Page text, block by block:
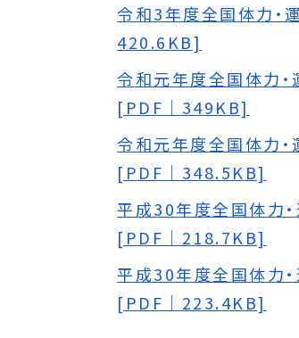
令和3年度全国体力・
420.6KB]
令和元年度全国体力・
[PDF｜349KB]
令和元年度全国体力・
[PDF｜348.5KB]
平成30年度全国体力・
[PDF｜218.7KB]
平成30年度全国体力・
[PDF｜223.4KB]